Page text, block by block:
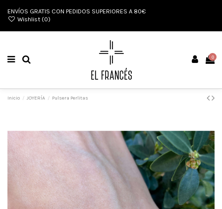
ENVÍOS GRATIS CON PEDIDOS SUPERIORES A 80€
Wishlist (0)
0
Inicio JOYERÍA Pulsera Perlitas